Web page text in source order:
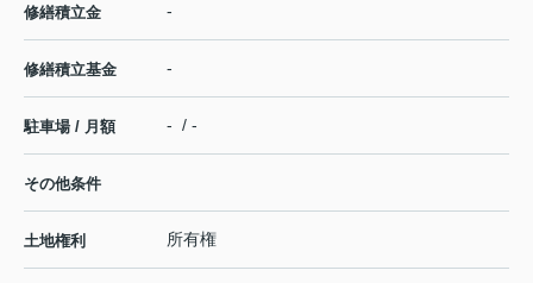
修繕積立金 -
修繕積立基金 -
駐車場 / 月額 - / -
その他条件
土地権利 所有権